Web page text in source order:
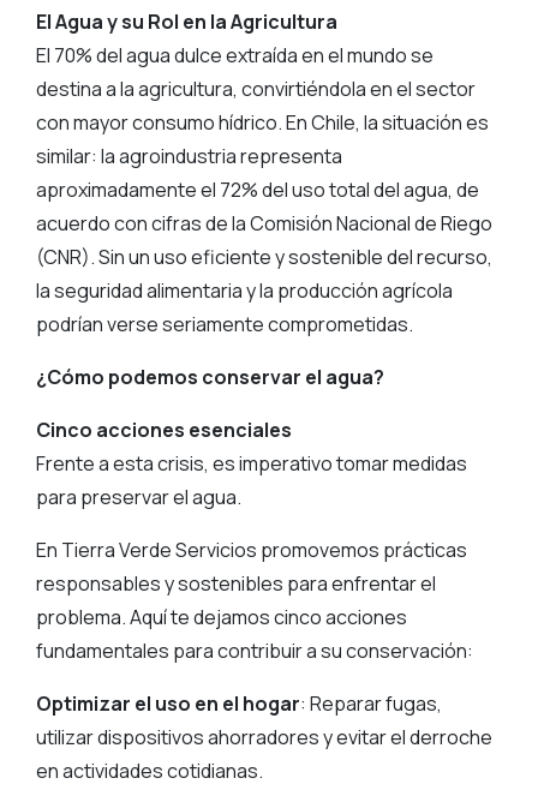
El Agua y su Rol en la Agricultura
El 70% del agua dulce extraída en el mundo se
destina a la agricultura, convirtiéndola en el sector
con mayor consumo hídrico. En Chile, la situación es
similar: la agroindustria representa
aproximadamente el 72% del uso total del agua, de
acuerdo con cifras de la Comisión Nacional de Riego
(CNR). Sin un uso eficiente y sostenible del recurso,
la seguridad alimentaria y la producción agrícola
podrían verse seriamente comprometidas.
¿Cómo podemos conservar el agua?
Cinco acciones esenciales
Frente a esta crisis, es imperativo tomar medidas
para preservar el agua.
En Tierra Verde Servicios promovemos prácticas
responsables y sostenibles para enfrentar el
problema. Aquí te dejamos cinco acciones
fundamentales para contribuir a su conservación:
Optimizar el uso en el hogar: Reparar fugas,
utilizar dispositivos ahorradores y evitar el derroche
en actividades cotidianas.